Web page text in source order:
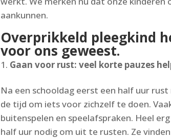
aankunnen.
Overprikkeld pleegkind
voor ons geweest.
Gaan voor rust: veel korte pauzes
Na een schooldag eerst een half uur
de tijd om iets voor zichzelf te doen.
buitenspelen en speelafspraken. Heel
half uur nodig om uit te rusten. Ze